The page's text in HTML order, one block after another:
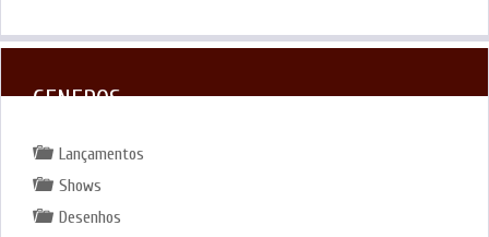
GENEROS
Lançamentos
Shows
Desenhos